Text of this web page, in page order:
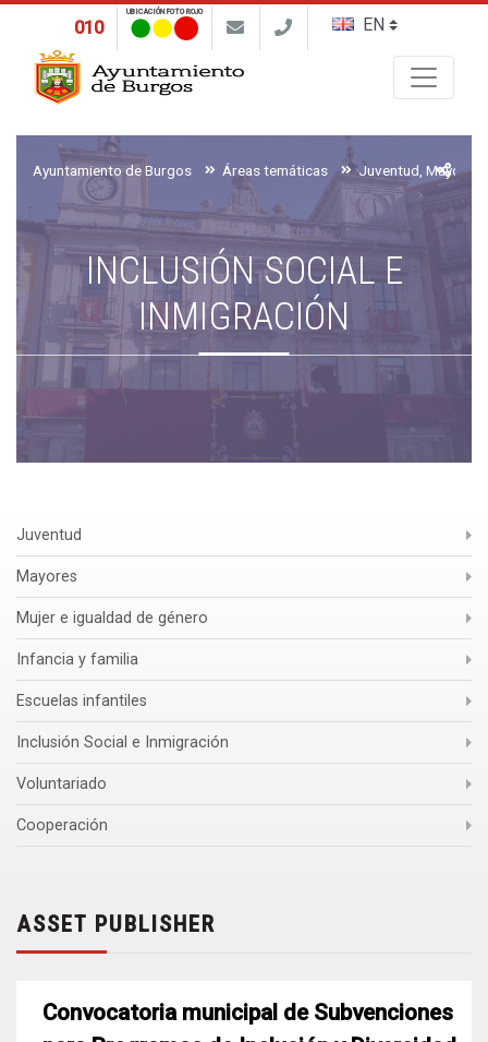
010
UBICACIÓN FOTO ROJO
Ayuntamiento de Burgos Áreas temáticas
INCLUSIÓN SOCIAL E
INMIGRACIÓN
Juventud
Mayores
Mujer e igualdad de género
Infancia y familia
Escuelas infantiles
Inclusión Social e Inmigración
Voluntariado
Cooperación
ASSET PUBLISHER
Convocatoria municipal de Subvenciones